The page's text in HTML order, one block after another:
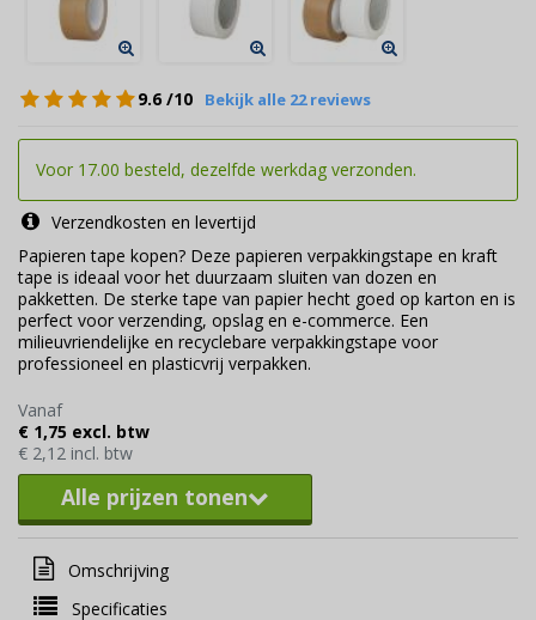
9.6 /10 Bekijk alle 22 reviews
Voor 17.00 besteld, dezelfde werkdag verzonden.
Verzendkosten en levertijd
Papieren tape kopen? Deze papieren verpakkingstape en kraft
tape is ideaal voor het duurzaam sluiten van dozen en
pakketten. De sterke tape van papier hecht goed op karton en is
perfect voor verzending, opslag en e-commerce. Een
milieuvriendelijke en recyclebare verpakkingstape voor
professioneel en plasticvrij verpakken.
Vanaf
€ 1,75 excl. btw
€ 2,12 incl. btw
Alle prijzen tonen
Omschrijving
Specificaties